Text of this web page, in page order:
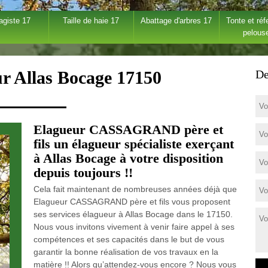
17 Taille de haie 17 Abattage d'arbres 17
Tonte et
Allas Bocage 17150
Elagueur CASSAGRAND père et
fils un élagueur spécialiste exerçant
à Allas Bocage à votre disposition
depuis toujours !!
Cela fait maintenant de nombreuses années déjà que
Elagueur CASSAGRAND père et fils vous proposent
ses services élagueur à Allas Bocage dans le 17150.
Nous vous invitons vivement à venir faire appel à ses
compétences et ses capacités dans le but de vous
garantir la bonne réalisation de vos travaux en la
matière !! Alors qu’attendez-vous encore ? Nous vous